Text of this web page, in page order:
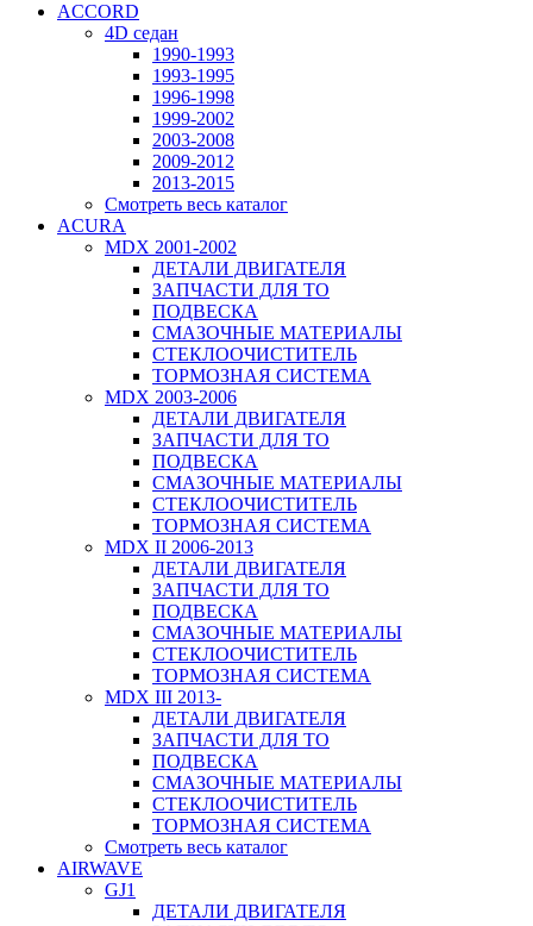
ACCORD
4D седан
1990-1993
1993-1995
1996-1998
1999-2002
2003-2008
2009-2012
2013-2015
Смотреть весь каталог
ACURA
MDX 2001-2002
ДЕТАЛИ ДВИГАТЕЛЯ
ЗАПЧАСТИ ДЛЯ ТО
ПОДВЕСКА
СМАЗОЧНЫЕ МАТЕРИАЛЫ
СТЕКЛООЧИСТИТЕЛЬ
ТОРМОЗНАЯ СИСТЕМА
MDX 2003-2006
ДЕТАЛИ ДВИГАТЕЛЯ
ЗАПЧАСТИ ДЛЯ ТО
ПОДВЕСКА
СМАЗОЧНЫЕ МАТЕРИАЛЫ
СТЕКЛООЧИСТИТЕЛЬ
ТОРМОЗНАЯ СИСТЕМА
MDX II 2006-2013
ДЕТАЛИ ДВИГАТЕЛЯ
ЗАПЧАСТИ ДЛЯ ТО
ПОДВЕСКА
СМАЗОЧНЫЕ МАТЕРИАЛЫ
СТЕКЛООЧИСТИТЕЛЬ
ТОРМОЗНАЯ СИСТЕМА
MDX III 2013-
ДЕТАЛИ ДВИГАТЕЛЯ
ЗАПЧАСТИ ДЛЯ ТО
ПОДВЕСКА
СМАЗОЧНЫЕ МАТЕРИАЛЫ
СТЕКЛООЧИСТИТЕЛЬ
ТОРМОЗНАЯ СИСТЕМА
Смотреть весь каталог
AIRWAVE
GJ1
ДЕТАЛИ ДВИГАТЕЛЯ